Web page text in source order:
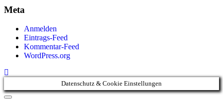
Meta
Anmelden
Eintrags-Feed
Kommentar-Feed
WordPress.org
Datenschutz & Cookie Einstellungen